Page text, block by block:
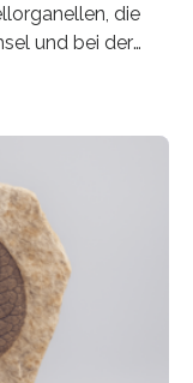
die
und bei der
präzise in
Dr. Ralf Erdmann
bislang
des
Bäckerhefe
für die
ist. Die
der